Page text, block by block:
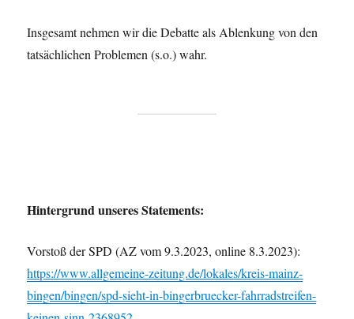
Insgesamt nehmen wir die Debatte als Ablenkung von den
tatsächlichen Problemen (s.o.) wahr.
Hintergrund unseres Statements:
Vorstoß der SPD (AZ vom 9.3.2023, online 8.3.2023):
https://www.allgemeine-zeitung.de/lokales/kreis-mainz-
bingen/bingen/spd-sieht-in-bingerbruecker-fahrradstreifen-